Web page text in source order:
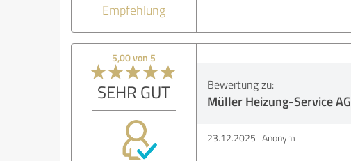
Empfehlung
5,00 von 5
SEHR GUT Bewertung zu:
Müller Heizung-Service AG
23.12.2025 Anonym